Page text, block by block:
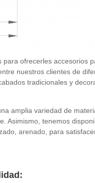
ofrecerles accesorios
nuestros clientes de
tradicionales y
amplia variedad de
Asimismo, tenemos
arenado, para